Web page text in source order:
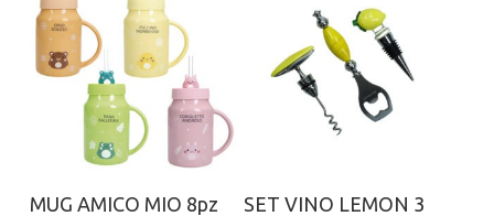
Aggiungi al carrello
MUG AMICO MIO 8pz Aggiungi al carrello
SET VINO LEMON 3